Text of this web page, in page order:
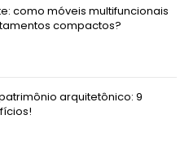
como móveis multifuncionais
compactos?
arquitetônico: 9